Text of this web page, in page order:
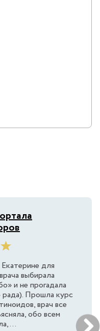
для
выбирала
и не прогадала
рада). Прошла курс
врач все
обо всем